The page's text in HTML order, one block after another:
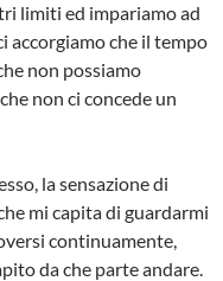
limiti ed impariamo ad
accorgiamo che il tempo
non possiamo
non ci concede un
la sensazione di
mi capita di guardarmi
continuamente,
da che parte andare.